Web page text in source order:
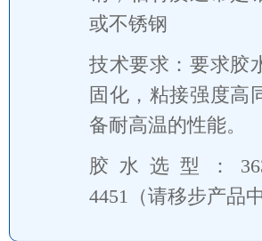
或不锈钢
技术要求：要求胶
固化，粘接强度高
备耐高温的性能。
胶水选型：
4451（请移步产品中